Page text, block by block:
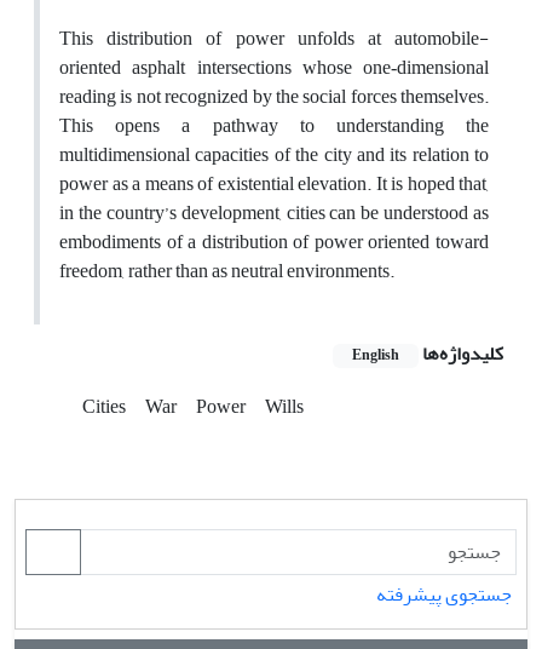
This distribution of power unfolds at automobile-
oriented asphalt intersections whose one‑dimensional
reading is not recognized by the social forces themselves.
This opens a pathway to understanding the
multidimensional capacities of the city and its relation to
power as a means of existential elevation. It is hoped that,
in the country’s development, cities can be understood as
embodiments of a distribution of power oriented toward
freedom, rather than as neutral environments.
کلیدواژه‌ها English
Cities War Power Wills
جستجوی پیشرفته